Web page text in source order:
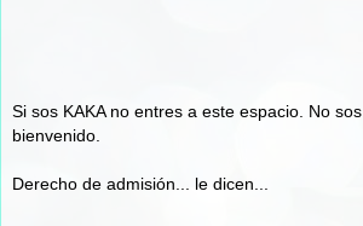
Si sos KAKA no entres a este espacio. No sos
bienvenido.
Derecho de admisión... le dicen...